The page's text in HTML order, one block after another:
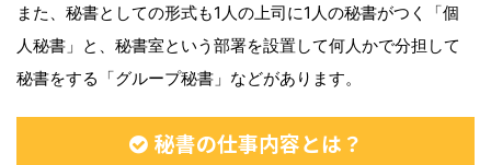
また、秘書としての形式も1人の上司に1人の秘書がつく「個
人秘書」と、秘書室という部署を設置して何人かで分担して
秘書をする「グループ秘書」などがあります。
秘書の仕事内容とは？